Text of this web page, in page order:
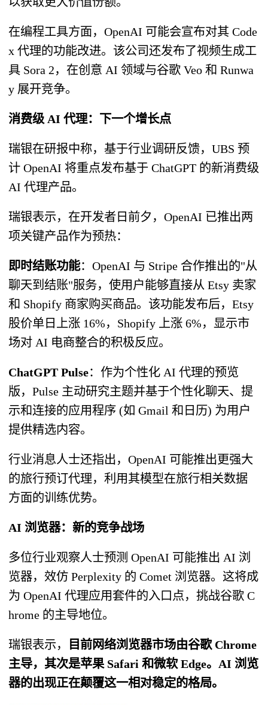
在编程工具方面，OpenAI 可能会宣布对其 Code
x 代理的功能改进。该公司还发布了视频生成工
具 Sora 2，在创意 AI 领域与谷歌 Veo 和 Runwa
y 展开竞争。
消费级 AI 代理：下一个增长点
瑞银在研报中称，基于行业调研反馈，UBS 预
计 OpenAI 将重点发布基于 ChatGPT 的新消费级
AI 代理产品。
瑞银表示，在开发者日前夕，OpenAI 已推出两
项关键产品作为预热：
即时结账功能：OpenAI 与 Stripe 合作推出的"从
聊天到结账"服务，使用户能够直接从 Etsy 卖家
和 Shopify 商家购买商品。该功能发布后，Etsy
股价单日上涨 16%，Shopify 上涨 6%，显示市
场对 AI 电商整合的积极反应。
ChatGPT Pulse：作为个性化 AI 代理的预览
版，Pulse 主动研究主题并基于个性化聊天、提
示和连接的应用程序 (如 Gmail 和日历) 为用户
提供精选内容。
行业消息人士还指出，OpenAI 可能推出更强大
的旅行预订代理，利用其模型在旅行相关数据
方面的训练优势。
AI 浏览器：新的竞争战场
多位行业观察人士预测 OpenAI 可能推出 AI 浏
览器，效仿 Perplexity 的 Comet 浏览器。这将成
为 OpenAI 代理应用套件的入口点，挑战谷歌 C
hrome 的主导地位。
瑞银表示，
目前网络浏览器市场由谷歌 Chrome
主导，其次是苹果 Safari 和微软 Edge。AI 浏览
器的出现正在颠覆这一相对稳定的格局。